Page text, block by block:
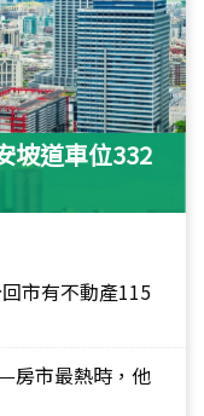
坡道車位332
市有不動產115
房市最熱時，他